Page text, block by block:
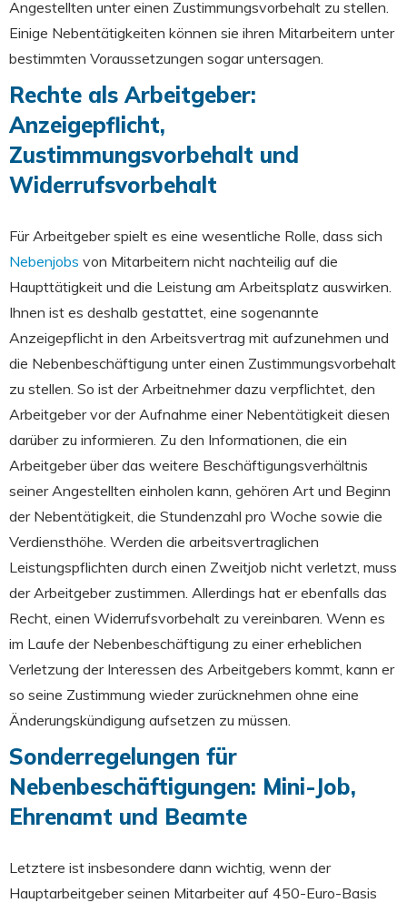
Angestellten unter einen Zustimmungsvorbehalt zu stellen.
Einige Nebentätigkeiten können sie ihren Mitarbeitern unter
bestimmten Voraussetzungen sogar untersagen.
Rechte als Arbeitgeber:
Anzeigepflicht,
Zustimmungsvorbehalt und
Widerrufsvorbehalt
Für Arbeitgeber spielt es eine wesentliche Rolle, dass sich
Nebenjobs von Mitarbeitern nicht nachteilig auf die
Haupttätigkeit und die Leistung am Arbeitsplatz auswirken.
Ihnen ist es deshalb gestattet, eine sogenannte
Anzeigepflicht in den Arbeitsvertrag mit aufzunehmen und
die Nebenbeschäftigung unter einen Zustimmungsvorbehalt
zu stellen. So ist der Arbeitnehmer dazu verpflichtet, den
Arbeitgeber vor der Aufnahme einer Nebentätigkeit diesen
darüber zu informieren. Zu den Informationen, die ein
Arbeitgeber über das weitere Beschäftigungsverhältnis
seiner Angestellten einholen kann, gehören Art und Beginn
der Nebentätigkeit, die Stundenzahl pro Woche sowie die
Verdiensthöhe. Werden die arbeitsvertraglichen
Leistungspflichten durch einen Zweitjob nicht verletzt, muss
der Arbeitgeber zustimmen. Allerdings hat er ebenfalls das
Recht, einen Widerrufsvorbehalt zu vereinbaren. Wenn es
im Laufe der Nebenbeschäftigung zu einer erheblichen
Verletzung der Interessen des Arbeitgebers kommt, kann er
so seine Zustimmung wieder zurücknehmen ohne eine
Änderungskündigung aufsetzen zu müssen.
Sonderregelungen für
Nebenbeschäftigungen: Mini-Job,
Ehrenamt und Beamte
Letztere ist insbesondere dann wichtig, wenn der
Hauptarbeitgeber seinen Mitarbeiter auf 450-Euro-Basis